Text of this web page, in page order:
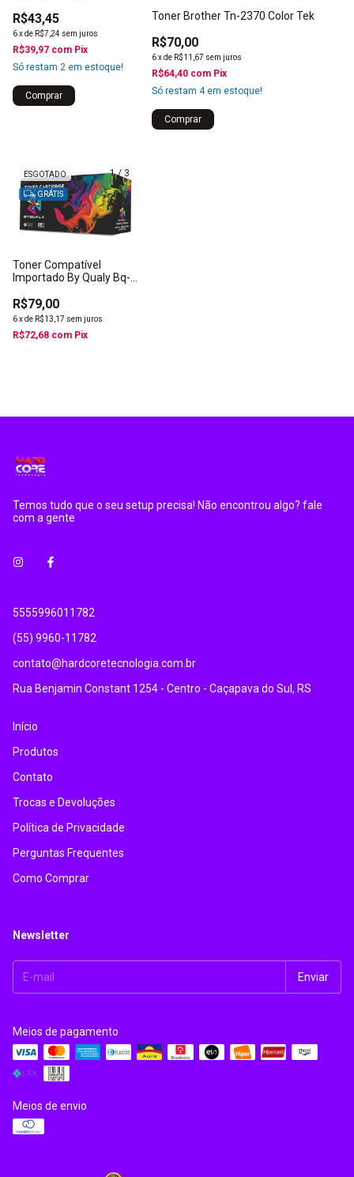
R$43,45
6xde R$7,24 sem juros
R$39,97 com Pix
Só restam 2 em estoque!
Comprar
Toner Brother Tn-2370 Color Tek
R$70,00
6xde R$11,67 sem juros
R$64,40 com Pix
Só restam 4em estoque!
Comprar
1/ 3
ESGOTADO
GRÁTIS
Toner Compatível
Importado By Qualy Bq-
R$79,00
6xde R$13,17 sem juros
R$72,68 com Pix
Temos tudo que o seu setup precisa! Não encontrou algo? fale
com a gente
5555996011782
(55) 9960-11782
contato@hardcoretecnologia.com.br
Rua Benjamin Constant 1254 - Centro - Caçapava do Sul, RS
Início
Produtos
Contato
Trocas e Devoluções
Política de Privacidade
Perguntas Frequentes
Como Comprar
Newsletter
Meios de pagamento
Meios de envio